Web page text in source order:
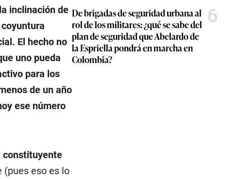
inclinación de
El hecho no
uno pueda
para los
de un año
ese número
constituyente
(pues eso es lo
De brigadas de seguridad urbana al
rol de los militares: ¿qué se sabe del
plan de seguridad que Abelardo de
la Espriella pondrá en marcha en
Colombia?
6